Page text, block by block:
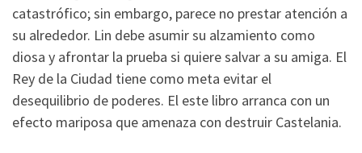
catastrófico; sin embargo, parece no prestar atención a
su alrededor. Lin debe asumir su alzamiento como
diosa y afrontar la prueba si quiere salvar a su amiga. El
Rey de la Ciudad tiene como meta evitar el
desequilibrio de poderes. El este libro arranca con un
efecto mariposa que amenaza con destruir Castelania.